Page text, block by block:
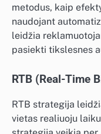
metodus, kaip
naudojant
leidžia
pasiekti tikslesnes
RTB (Real-Time
RTB strategija
vietas realiuoju